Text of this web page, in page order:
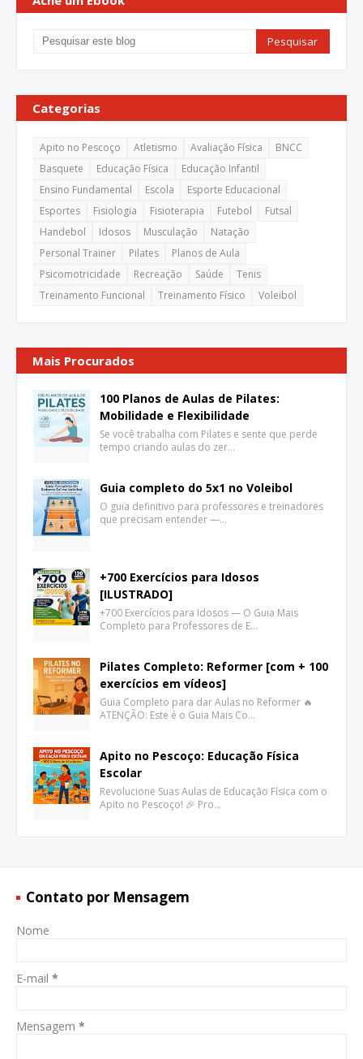
Categorias
Apito no Pescoço Atletismo Avaliação Física
BNCC
Basquete
Educação Física
Educação Infantil
Ensino Fundamental
Escola
Esporte Educacional
Esportes
Fisiologia Fisioterapia Futebol
Futsal
Handebol
Idosos Musculação
Natação
Personal Trainer
Pilates
Planos de Aula
Psicomotricidade
Recreação Saúde
Tenis
Treinamento Funcional
Treinamento Físico Voleibol
Mais Procurados
100 Planos de Aulas de Pilates:
Mobilidade e Flexibilidade
Se você trabalha com Pilates e sente que perde
tempo criando aulas do zer…
Guia completo do 5x1 no Voleibol
O guia definitivo para professores e treinadores
que precisam entender —…
+700 Exercícios para Idosos
[ILUSTRADO]
+700 Exercícios para Idosos — O Guia Mais
Completo para Professores de E…
Pilates Completo: Reformer [com + 100
exercícios em vídeos]
Guia Completo para dar Aulas no Reformer 🔥
ATENÇÃO: Este é o Guia Mais Co…
Apito no Pescoço: Educação Física
Escolar
Revolucione Suas Aulas de Educação Física com o
Apito no Pescoço! 🎉 Pro…
Contato por Mensagem
Nome
E-mail *
Mensagem *